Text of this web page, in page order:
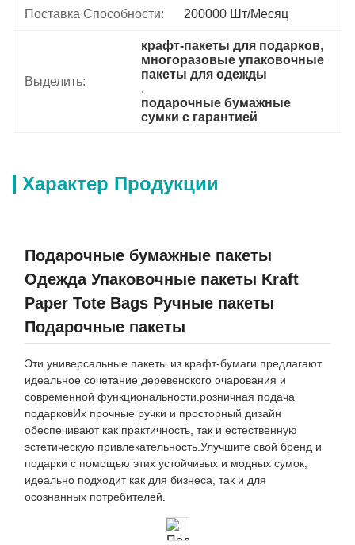
Поставка Способности: 200000 Шт/месяц
Выделить:
крафт-пакеты для подарков,
многоразовые упаковочные
пакеты для одежды
,
подарочные бумажные
сумки с гарантией
Характер Продукции
Подарочные бумажные пакеты
Одежда Упаковочные пакеты Kraft
Paper Tote Bags Ручные пакеты
Подарочные пакеты
Эти универсальные пакеты из крафт-бумаги предлагают
идеальное сочетание деревенского очарования и
современной функциональности.розничная подача
подарковИх прочные ручки и просторный дизайн
обеспечивают как практичность, так и естественную
эстетическую привлекательность.Улучшите свой бренд и
подарки с помощью этих устойчивых и модных сумок,
идеально подходит как для бизнеса, так и для
осознанных потребителей.